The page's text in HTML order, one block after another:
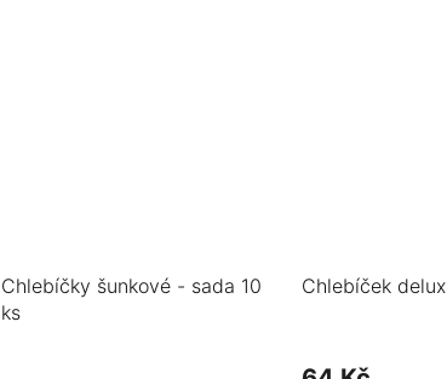
Chlebíčky šunkové - sada 10
ks
Chlebíček delux